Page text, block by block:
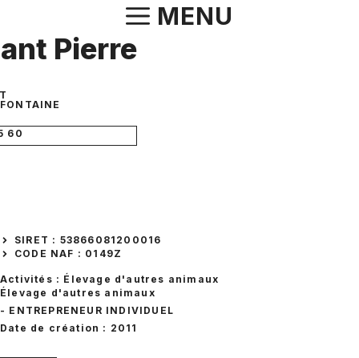
contenu
MENU
Pierre
60
SIRET : 53866081200016
CODE NAF : 0149Z
Activités : Élevage d'autres animaux
Élevage d'autres animaux
- ENTREPRENEUR INDIVIDUEL
Date de création : 2011